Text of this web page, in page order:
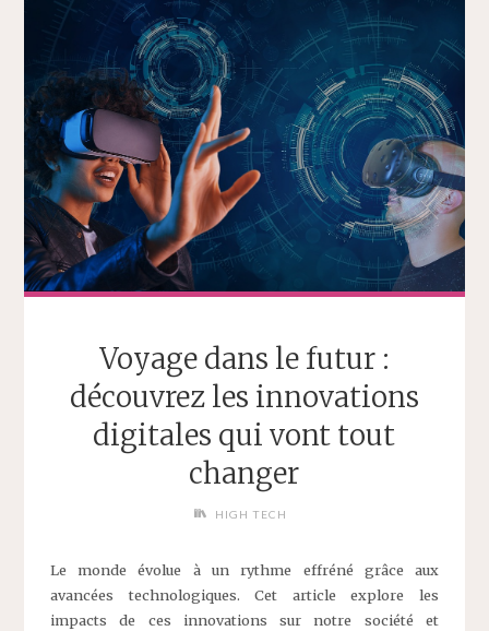
Voyage dans le futur :
découvrez les innovations
digitales qui vont tout
changer
HIGH TECH
Le monde évolue à un rythme effréné grâce aux
avancées technologiques. Cet article explore les
impacts de ces innovations sur notre société et